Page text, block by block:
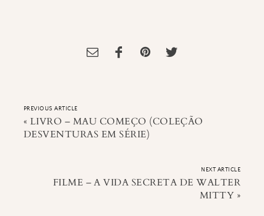
PREVIOUS ARTICLE
« LIVRO – MAU COMEÇO (COLEÇÃO
DESVENTURAS EM SÉRIE)
NEXT ARTICLE
FILME – A VIDA SECRETA DE WALTER
MITTY »